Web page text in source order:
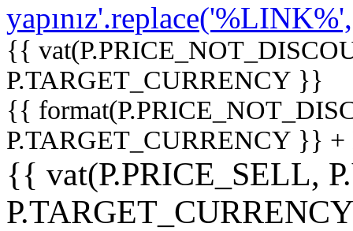
{{
P.TARGET_CURRENCY }}
{{
P.TARGET_CURRENCY }}
{{ vat(P.PRICE_SELL,